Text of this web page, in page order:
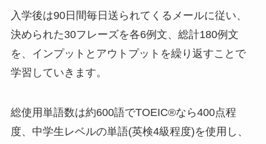
入学後は90日間毎日送られてくるメールに従い、
決められた30フレーズを各6例文、総計180例文
を、
インプットとアウトプットを繰り返すことで
学習 していきます。
総使用単語数は約600語でTOEIC®なら400点程
度、中学生レベルの単語(英検4級程度)を使用し、